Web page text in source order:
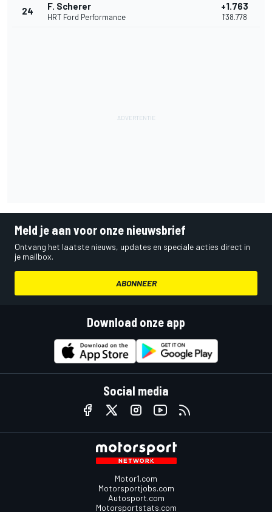
24 F. Scherer
HRT Ford Performance
+1.763
1'38.778
Meld je aan voor onze nieuwsbrief
Ontvang het laatste nieuws, updates en speciale acties direct in
je mailbox.
ABONNEER
Download onze app
Social media
Motor1.com
Motorsportjobs.com
Autosport.com
Motorsportstats.com